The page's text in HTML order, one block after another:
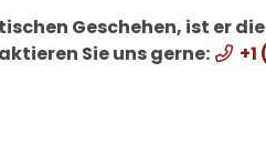
Geschehen, ist er
Sie uns gerne: